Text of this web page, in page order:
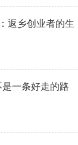
返乡创业者的生
一条好走的路